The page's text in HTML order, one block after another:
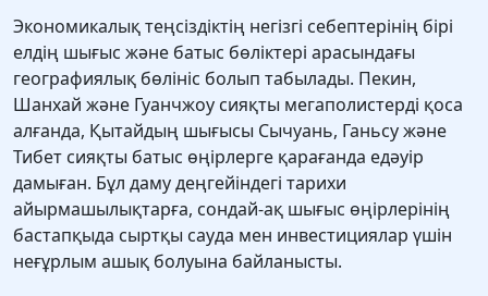
Экономикалық теңсіздіктің негізгі себептерінің бірі
елдің шығыс және батыс бөліктері арасындағы
географиялық бөлініс болып табылады. Пекин,
Шанхай және Гуанчжоу сияқты мегаполистерді қоса
алғанда, Қытайдың шығысы Сычуань, Ганьсу және
Тибет сияқты батыс өңірлерге қарағанда едәуір
дамыған. Бұл даму деңгейіндегі тарихи
айырмашылықтарға, сондай-ақ шығыс өңірлерінің
бастапқыда сыртқы сауда мен инвестициялар үшін
неғұрлым ашық болуына байланысты.